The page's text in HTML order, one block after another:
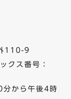
110-9
クス番号：
から午後4時